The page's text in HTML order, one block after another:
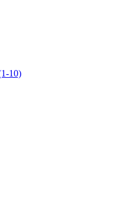
10)